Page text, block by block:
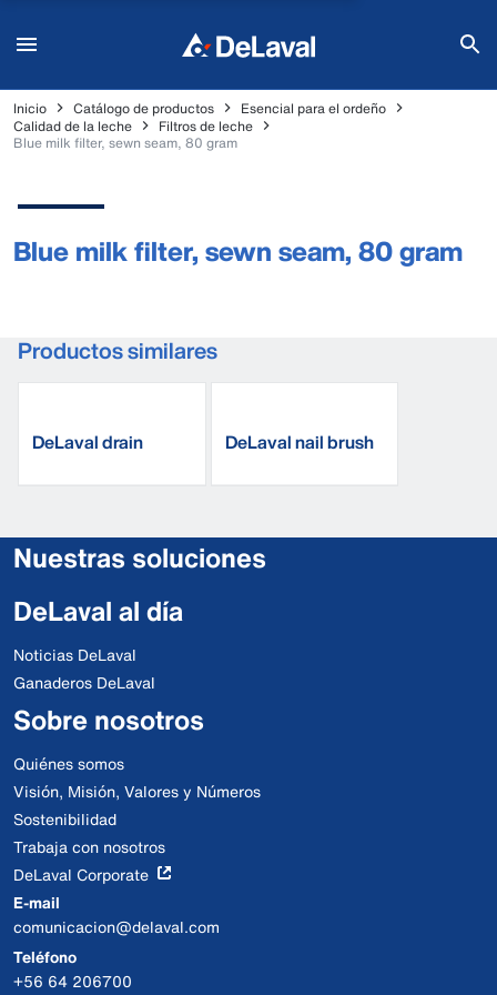
Inicio Catálogo de productos
Esencial para el ordeño
Calidad de la leche
Filtros de leche
Blue milk filter, sewn seam, 80 gram
Blue milk filter, sewn seam, 80 gram
Productos similares
DeLaval drain DeLaval nail brush
Nuestras soluciones
DeLaval al día
Noticias DeLaval
Ganaderos DeLaval
Sobre nosotros
Quiénes somos
Visión, Misión, Valores y Números
Sostenibilidad
Trabaja con nosotros
DeLaval Corporate
E-mail
comunicacion@delaval.com
Teléfono
+56 64 206700